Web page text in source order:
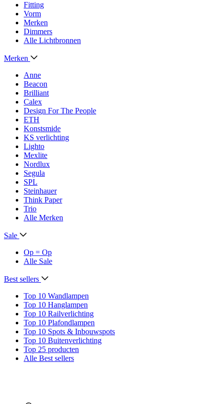
Fitting
Vorm
Merken
Dimmers
Alle Lichtbronnen
Merken
Anne
Beacon
Brilliant
Calex
Design For The People
ETH
Konstsmide
KS verlichting
Lighto
Mexlite
Nordlux
Segula
SPL
Steinhauer
Think Paper
Trio
Alle Merken
Sale
Op = Op
Alle Sale
Best sellers
Top 10 Wandlampen
Top 10 Hanglampen
Top 10 Railverlichting
Top 10 Plafondlampen
Top 10 Spots & Inbouwspots
Top 10 Buitenverlichting
Top 25 producten
Alle Best sellers